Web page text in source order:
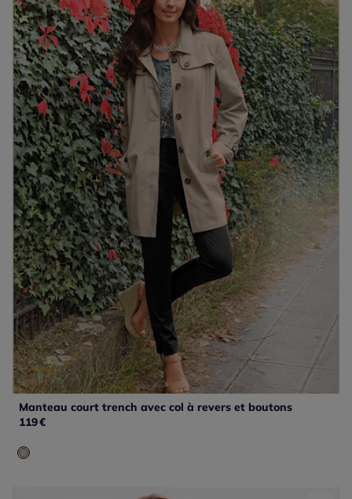
Manteau court trench avec col à revers et boutons
119€